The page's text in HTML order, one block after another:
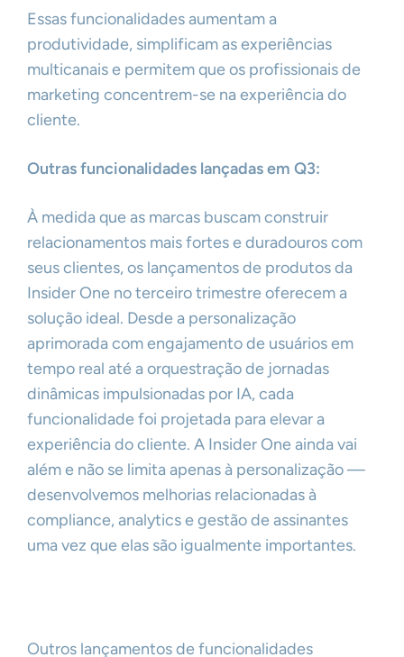
Essas funcionalidades aumentam a
produtividade, simplificam as experiências
multicanais e permitem que os profissionais de
marketing concentrem-se na experiência do
cliente.
Outras funcionalidades lançadas em Q3:
À medida que as marcas buscam construir
relacionamentos mais fortes e duradouros com
seus clientes, os lançamentos de produtos da
Insider One no terceiro trimestre oferecem a
solução ideal. Desde a personalização
aprimorada com engajamento de usuários em
tempo real até a orquestração de jornadas
dinâmicas impulsionadas por IA, cada
funcionalidade foi projetada para elevar a
experiência do cliente. A Insider One ainda vai
além e não se limita apenas à personalização —
desenvolvemos melhorias relacionadas à
compliance, analytics e gestão de assinantes
uma vez que elas são igualmente importantes.
Outros lançamentos de funcionalidades